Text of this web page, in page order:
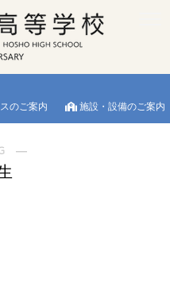
のご案内 施設・設備のご案内
―